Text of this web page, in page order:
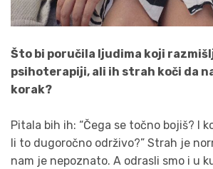
Što bi poručila ljudima koji
psihoterapiji, ali ih strah koči da
korak?
Pitala bih ih: “Čega se točno bojiš? I
li to dugoročno održivo?” Strah je
nam je nepoznato. A odrasli smo i u